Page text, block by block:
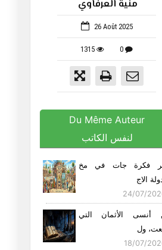
منية العرفاوي
26 Août 2025
1315 0
Du Même Auteur
لنفس الكاتب
فكرة جات في مخ
الاج
24/07/
أنسى الأثمان التي
ول
18/07/